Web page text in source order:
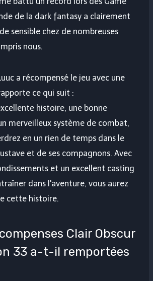
de la dark fantasy a clairement
sensible chez de nombreuses
nous.
a récompensé le jeu avec une
ce qui suit :
histoire, une bonne
merveilleux système de combat,
en un rien de temps dans le
et de ses compagnons. Avec
et un excellent casting
dans l'aventure, vous aurez
cette histoire.
Clair Obscur
33 a-t-il remportées